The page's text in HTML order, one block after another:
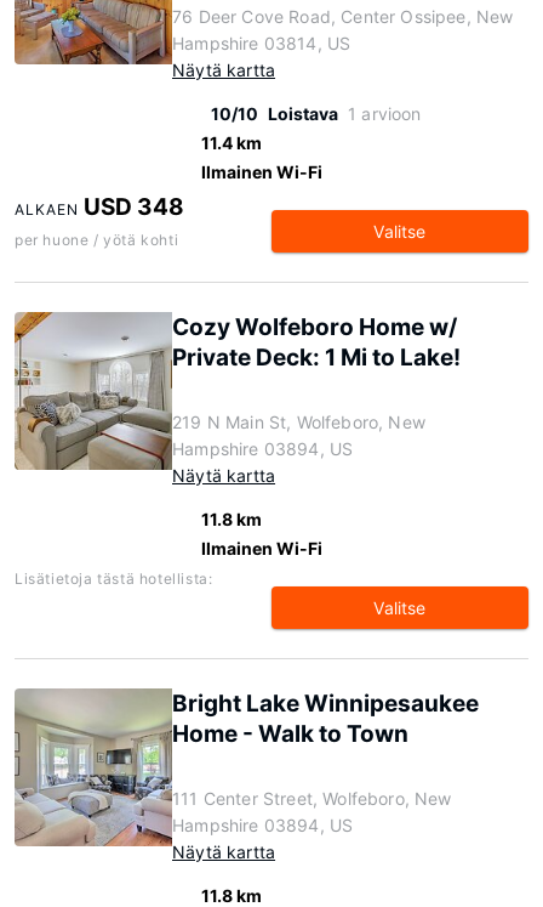
76 Deer Cove Road, Center Ossipee, New
Hampshire 03814, US
Näytä kartta
10/10 Loistava 1 arvioon
11.4 km
Ilmainen Wi-Fi
ALKAEN USD 348
per huone / yötä kohti Valitse
Cozy Wolfeboro Home w/
Private Deck: 1 Mi to Lake!
219 N Main St, Wolfeboro, New
Hampshire 03894, US
Näytä kartta
11.8 km
Ilmainen Wi-Fi
Lisätietoja tästä hotellista:
Valitse
Bright Lake Winnipesaukee
Home - Walk to Town
111 Center Street, Wolfeboro, New
Hampshire 03894, US
Näytä kartta
11.8 km